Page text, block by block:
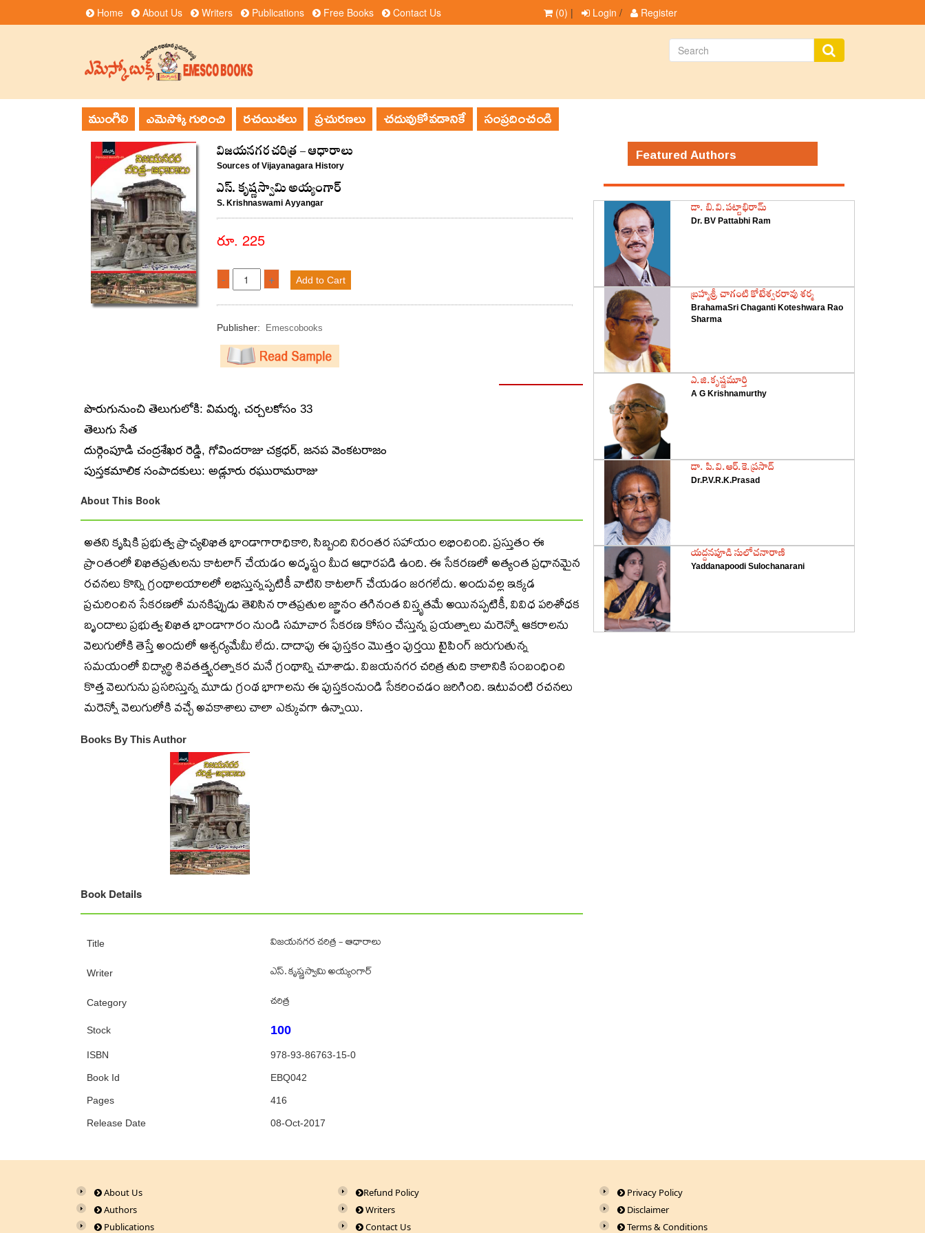
Home About Us Writers Publications Free Books Contact Us (0) | Login / Register
ముంగిలి ఎమెస్కో గురించి రచయితలు ప్రచురణలు చదువుకోవడానికే సంప్రదించండి
విజయనగర చరిత్ర - ఆధారాలు
Sources of Vijayanagara History
ఎస్. కృష్ణస్వామి అయ్యంగార్
S. Krishnaswami Ayyangar
రూ. 225
- + Add to Cart
Publisher: Emescobooks
పొరుగునుంచి తెలుగులోకి: విమర్శ, చర్చలకోసం 33
తెలుగు సేత
దుర్గెంపూడి చంద్రశేఖర రెడ్డి, గోవిందరాజు చక్రధర్, జనప వెంకటరాజం
పుస్తకమాలిక సంపాదకులు: అడ్లూరు రఘురామరాజు
About This Book
అతని కృషికి ప్రభుత్వ ప్రాచ్యలిఖిత భాండాగారాధికారి, సిబ్బంది నిరంతర సహాయం లభించింది. ప్రస్తుతం ఈ
ప్రాంతంలో లిఖితప్రతులను కాటలాగ్ చేయడం అదృష్టం మీద ఆధారపడి ఉంది. ఈ సేకరణలో అత్యంత ప్రధానమైన
రచనలు కొన్ని గ్రంథాలయాలలో లభిస్తున్నప్పటికీ వాటిని కాటలాగ్ చేయడం జరగలేదు. అందువల్ల ఇక్కడ
ప్రచురించిన సేకరణలో మనకిప్పుడు తెలిసిన రాతప్రతుల జ్ఞానం తగినంత విస్తృతమే అయినప్పటికీ, వివిధ పరిశోధక
బృందాలు ప్రభుత్వ లిఖిత భాండాగారం నుండి సమాచార సేకరణ కోసం చేస్తున్న ప్రయత్నాలు మరెన్నో ఆకరాలను
వెలుగులోకి తెస్తే అందులో ఆశ్చర్యమేమీ లేదు. దాదాపు ఈ పుస్తకం మొత్తం పుర్తయి టైపింగ్ జరుగుతున్న
సమయంలో విద్యార్థి శివతత్త్వరత్నాకర మనే గ్రంథాన్ని చూశాడు. విజయనగర చరిత్ర తుది కాలానికి సంబంధించి
కొత్త వెలుగును ప్రసరిస్తున్న మూడు గ్రంథ భాగాలను ఈ పుస్తకంనుండి సేకరించడం జరిగింది. ఇటువంటి రచనలు
మరెన్నో వెలుగులోకి వచ్చే అవకాశాలు చాలా ఎక్కువగా ఉన్నాయి.
Books By This Author
Book Details
Title విజయనగర చరిత్ర - ఆధారాలు
Writer ఎస్. కృష్ణస్వామి అయ్యంగార్
Category చరిత్ర
Stock 100
ISBN 978-93-86763-15-0
Book Id EBQ042
Pages 416
Release Date 08-Oct-2017
Featured Authors
డా. బి.వి.పట్టాభిరామ్
Dr. BV Pattabhi Ram
‌బ్రహ్మశ్రీ చాగంటి కోటేశ్వరరావు శర్మ
BrahamaSri Chaganti Koteshwara Rao
Sharma
‌ఎ.జి.కృష్ణమూర్తి
A G Krishnamurthy
‌డా. పి.వి.ఆర్‌.కె.ప్రసాద్‌
Dr.P.V.R.K.Prasad
‌యద్దనపూడి సులోచనారాణి
Yaddanapoodi Sulochanarani
About Us
Authors
Publications
Refund Policy
Writers
Contact Us
Privacy Policy
Disclaimer
Terms & Conditions